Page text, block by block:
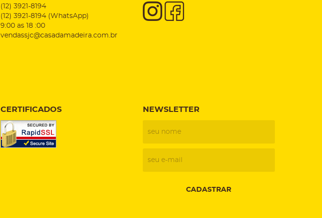
(12) 3921-8194
(12) 3921-8194 (WhatsApp)
9:00 as 18 :00
vendassjc@casadamadeira.com.br
CERTIFICADOS NEWSLETTER
CADASTRAR